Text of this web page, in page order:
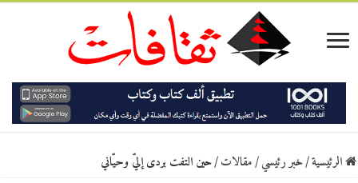
الرئيسية/خبر رئيسي/مقالات/حين التفت بردى إليّ وحيّاني